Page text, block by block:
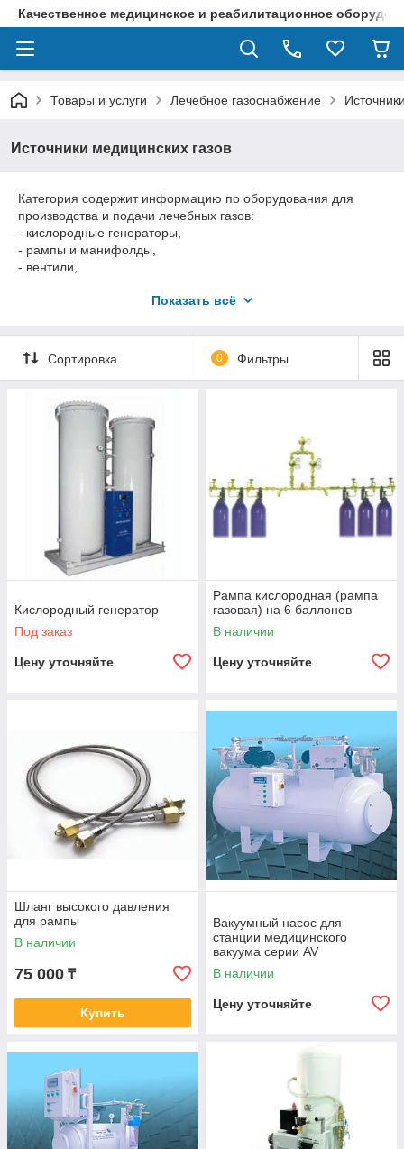
Качественное медицинское и реабилитационное
Товары и услуги Лечебное газоснабжение
Источники медицинских газов
Категория содержит информацию по оборудования для
производства и подачи лечебных газов:
- кислородные генераторы,
- рампы и манифолды,
- вентили,
Показать всё
Сортировка 0 Фильтры
Кислородный генератор
Под заказ
Цену уточняйте
Рампа кислородная (рампа
газовая) на 6 баллонов
В наличии
Цену уточняйте
Шланг высокого давления
для рампы
В наличии
75 000 ₸
Купить
Вакуумный насос для
станции медицинского
вакуума серии AV
В наличии
Цену уточняйте